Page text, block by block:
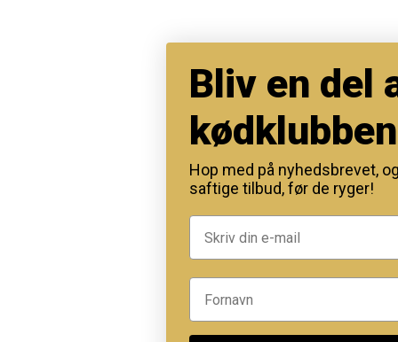
Bliv en del
Hop med på nyhedsbrevet,
saftige tilbud, før de ryger!